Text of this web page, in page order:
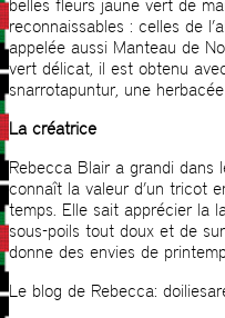
belles fleurs jaune vert de
reconnaissables : celles de
appelée aussi Manteau de
vert délicat, il est obtenu
snarrotapuntur, une
La créatrice
Rebecca Blair a grandi dans
connaît la valeur d’un tricot
temps. Elle sait apprécier la
sous-poils tout doux et de
donne des envies de
Le blog de Rebecca: